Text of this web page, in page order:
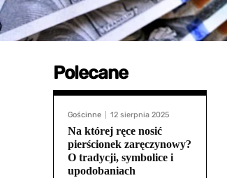
Polecane
Gościnne 12 sierpnia 2025
Na której ręce nosić
pierścionek zaręczynowy?
O tradycji, symbolice i
upodobaniach